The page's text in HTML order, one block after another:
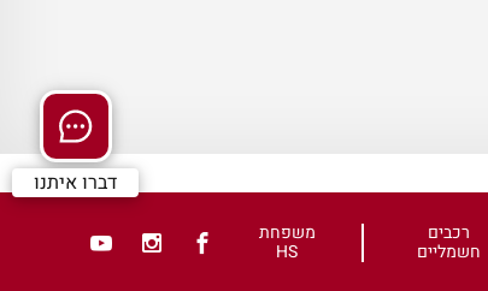
רכבים
חשמליים
משפחת
HS
דברו איתנו